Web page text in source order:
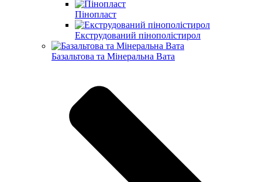
Пінопласт
Екструдований пінополістирол
Базальтова та Мінеральна Вата